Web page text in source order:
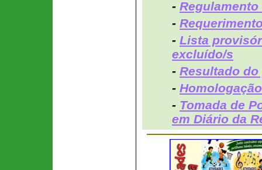
-
-
- Lista
excluído/s
- Resultado
-
- Tomada de
em Diário da